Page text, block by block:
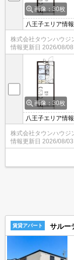
画像：30枚
八王子エリア情
です！
株式会社タウンハウジ
情報更新日 2026/08/08
画像：30枚
八王子エリア情
株式会社タウンハウジ
情報更新日 2026/08/03
賃貸アパート サルー